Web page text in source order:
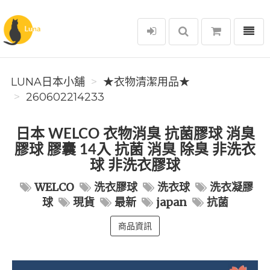
Luna日本小舖
選單
LUNA日本小舖
★衣物清潔用品★
260602214233
日本 WELCO 衣物消臭 抗菌膠球 消臭
膠球 膠囊 14入 抗菌 消臭 除臭 非洗衣
球 非洗衣膠球
WELCO 洗衣膠球 洗衣球
洗衣凝膠
球
現貨 最新 japan 抗菌
商品資訊